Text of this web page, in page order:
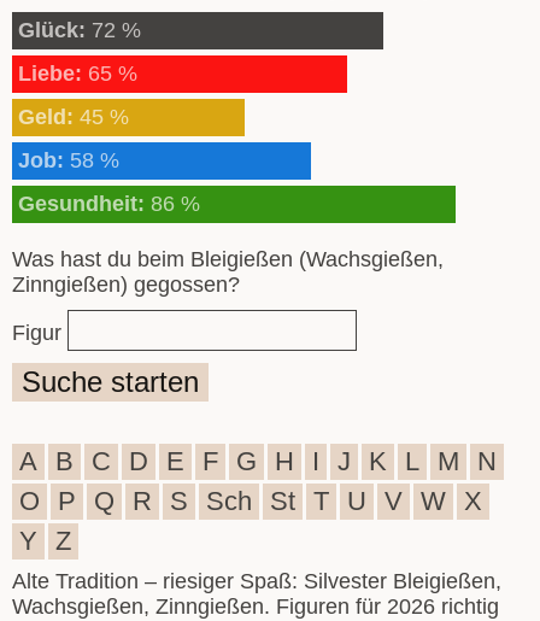
Glück: 72 %
Liebe: 65 %
Geld: 45 %
Job: 58 %
Gesundheit: 86 %
Was hast du beim Bleigießen (Wachsgießen,
Zinngießen) gegossen?
Figur
Suche starten
A B C D E F G H I J K L M
N
O
P Q R S Sch St T U V W X
Y
Z
Alte Tradition – riesiger Spaß: Silvester Bleigießen,
Wachsgießen, Zinngießen. Figuren für 2026 richtig